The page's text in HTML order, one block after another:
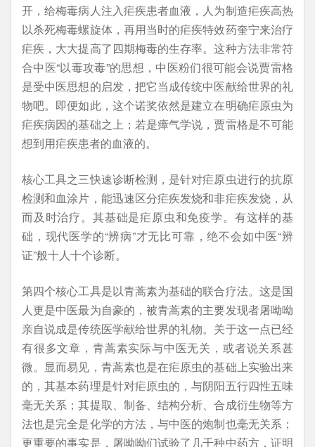
开，给梅毒病人注入疟疾患者血液，人为制造疟疾高热
以杀死梅毒螺旋体，再用当时的疟疾特效药奎宁来治疗
疟疾，大大提高了四期梅毒的生存率。这种方法非常符
合中医“以毒攻毒”的思想，中医粉们很可能会说贾雷格
是受中医思想的启发，把它当成传统中医献给世界的礼
物吧。即便如此，这个诺奖依然是建立在明确疟原虫为
疟疾病因的基础之上；若是瘴气学说，贾雷格是不可能
想到用疟疾患者的血液的。
核心工具之三快速诊断检测，是针对疟原虫进行的抗原
检测和血涂片，能迅速区分疟疾发烧和非疟疾发烧，从
而及时治疗。其基础是疟原虫和免疫学。有这样的基
础，现代医学的“辨病”才无比可靠，绝不会如中医“辨
证”般十人十个诊断。
第四个核心工具是以青蒿素为基础的联合疗法。这是国
人更是中医最为自豪的，被青蒿素的主要发现者屠呦呦
亲自说成是传统医学献给世界的礼物。关于这一点已经
有很多文章，青蒿素实际与中医无关，或者说关系甚
微。显而易见，青蒿素也是在疟原虫的基础上实验出来
的，其基本药理是针对疟原虫的，与阴阳五行四性五味
毫无关系；其提取、制备、结构分析、合成衍生物等方
法也是完全是化学的方法，与中医的炮制也毫无关系；
更重要的事实是，屠呦呦们试验了几千种中药方，证明